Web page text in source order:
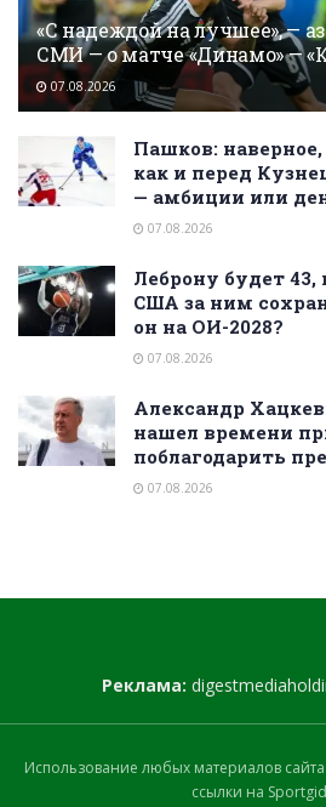
«С надеждой на лучшее», —
СМИ — о матче «Динамо» —
07.08.2026
Пашков:
как и перед
— амбиции или
07.08.2026
Леброну будет 43,
США за ним
он на ОИ-2028?
07.08.2026
Александр
нашел времени
поблагодарить
07.08.2026
Реклама:
Использование любых материалов
ссылки на